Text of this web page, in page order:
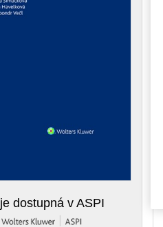
dostupná v ASPI